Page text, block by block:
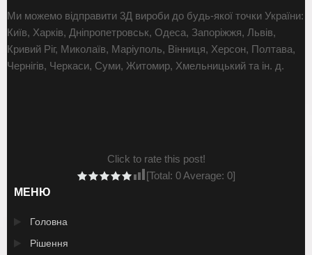
Ми можемо відправити 3Д вироби до будь-якої точки України:
Київ, Харків, Дніпропетровськ, Одеса, Запоріжжя, Львів,
Кривий Ріг, Миколаїв, Маріуполь, Вінниця, Херсон, Полтава,
Чернігів, Черкаси, Суми, Житомир, Хмельницький та ін. д.
Click to rate this post!
[Total: 0Average: 0]
МЕНЮ
Головна
Рішення